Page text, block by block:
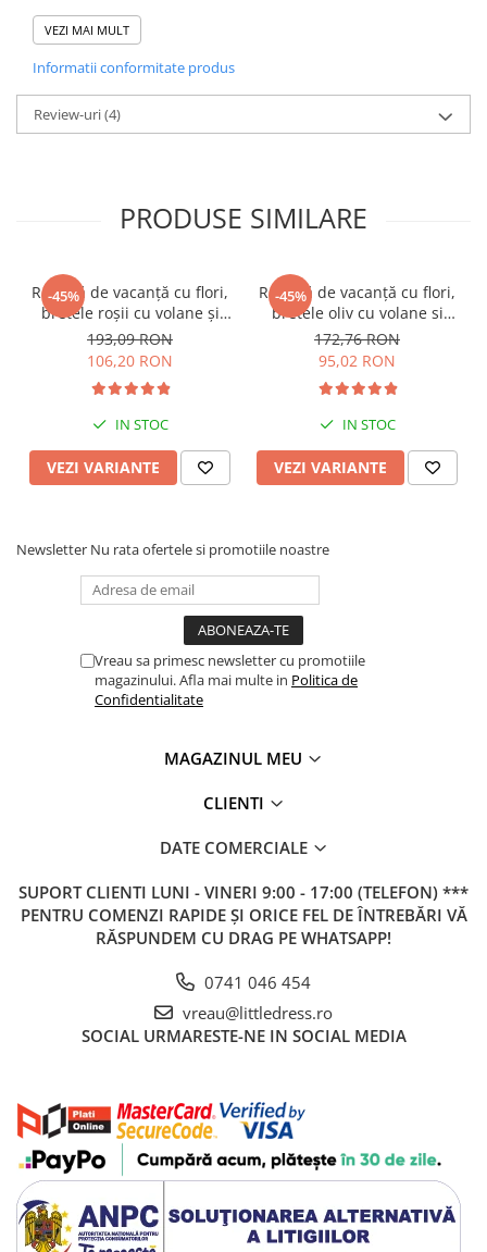
orice pas făcut de micuța ta.
volane este alegerea perfectă pentru a sublinia natura jucăușă și
personalitatea strălucitoare a copilului tău. Indiferent dacă este
purtată la petreceri, în zilele obișnuite sau la plimbări în aer liber,
această rochie va fi mereu o sursă de bucurie și veselie.
VEZI MAI MULT
Informatii conformitate produs
Review-uri(4)
PRODUSE SIMILARE
-45%
Rochiță de vacanță cu flori,
bretele roșii cu volane și
pălărie inclusă
193,09 RON
106,20 RON
IN STOC
VEZI VARIANTE
-45%
Rochiță de vacanță cu flori,
bretele oliv cu volane si
pălărie inclusă
172,76 RON
95,02 RON
IN STOC
VEZI VARIANTE
Newsletter Nu rata ofertele si promotiile noastre
Vreau sa primesc newsletter cu promotiile
magazinului. Afla mai multe in Politica de
Confidentialitate
MAGAZINUL MEU
CLIENTI
DATE COMERCIALE
SUPORT CLIENTI LUNI - VINERI 9:00 - 17:00 (TELEFON) ***
PENTRU COMENZI RAPIDE ȘI ORICE FEL DE ÎNTREBĂRI VĂ
RĂSPUNDEM CU DRAG PE WHATSAPP!
0741 046 454
vreau@littledress.ro
SOCIAL URMARESTE-NE IN SOCIAL MEDIA